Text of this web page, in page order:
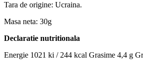
Tara de origine: Ucraina.
Masa neta: 30g
Declaratie nutritionala
Energie 1021 ki / 244 kcal Grasime 4,4 g